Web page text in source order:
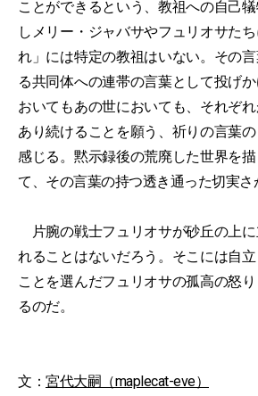
ことができるという、教祖への自己
しメリー・ジャバサやフュリオサた
れ」には特定の教祖はいない。その
る共同体への連帯の言葉として投げ
おいてもあの世においても、それぞ
あり続けることを願う、祈りの言葉
感じる。黙示録後の荒廃した世界を
て、その言葉の持つ透き通った切実さ
片腕の戦士フュリオサが砂丘の上
れることはないだろう。そこには自
ことを選んだフュリオサの孤高の怒
るのだ。
文： 宮代大嗣（maplecat-eve）